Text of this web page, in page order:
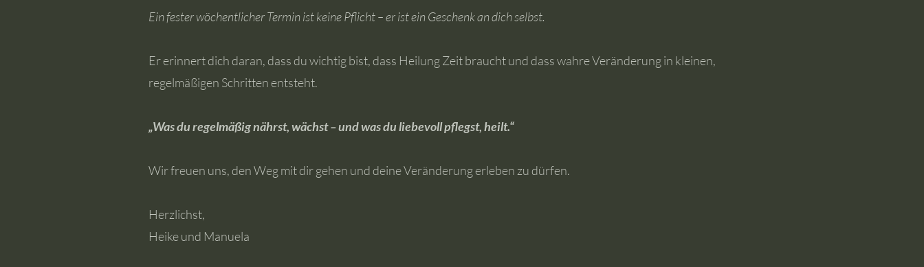
Ein fester wöchentlicher Termin ist keine Pflicht – er ist ein Geschenk an dich selbst.
Er erinnert dich daran, dass du wichtig bist, dass Heilung Zeit braucht und dass wahre Veränderung in kleinen,
regelmäßigen Schritten entsteht.
„Was du regelmäßig nährst, wächst – und was du liebevoll pflegst, heilt.“
Wir freuen uns, den Weg mit dir gehen und deine Veränderung erleben zu dürfen.
Herzlichst,
Heike und Manuela